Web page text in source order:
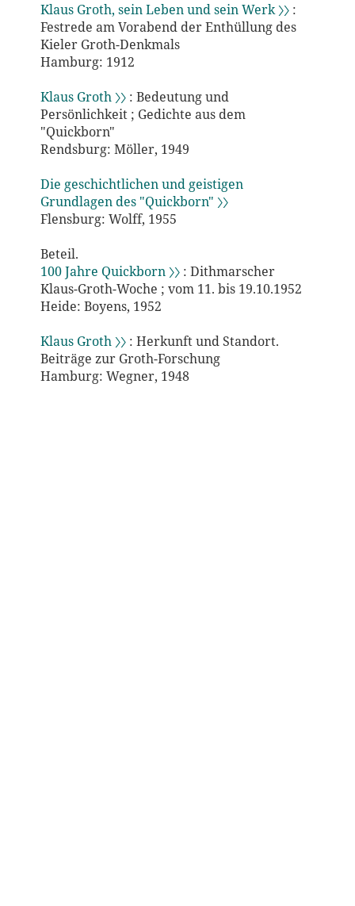
Klaus Groth, sein Leben und sein Werk 〉〉:
Festrede am Vorabend der Enthüllung des
Kieler Groth-Denkmals
Hamburg: 1912
Klaus Groth 〉〉: Bedeutung und
Persönlichkeit ; Gedichte aus dem
"Quickborn"
Rendsburg: Möller, 1949
Die geschichtlichen und geistigen
Grundlagen des "Quickborn" 〉〉
Flensburg: Wolff, 1955
Beteil.
100 Jahre Quickborn 〉〉: Dithmarscher
Klaus-Groth-Woche ; vom 11. bis 19.10.1952
Heide: Boyens, 1952
Klaus Groth 〉〉: Herkunft und Standort.
Beiträge zur Groth-Forschung
Hamburg: Wegner, 1948